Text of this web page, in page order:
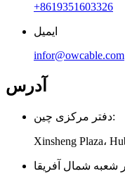
‎+8619351603326‎
ایمیل
infor@owcable.com
آدرس
دفتر مرکزی چین: